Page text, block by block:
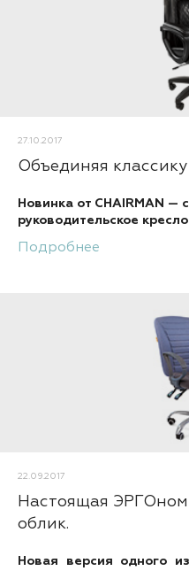
27.10.2017
Объединяя
Новинка от CHAIRMAN —
руководительское
Подробнее
22.09.2017
Настоящая
облик.
Новая версия одного